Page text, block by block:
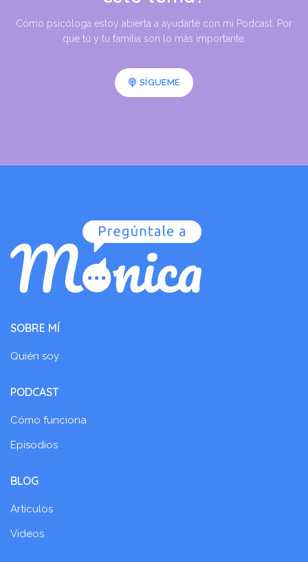
Cómo psicóloga estoy abierta a ayudarte con mi Podcast. Por
que tú y tu familia son lo más importante.
SÍGUEME
SOBRE MÍ
Quién soy
PODCAST
Cómo funciona
Episodios
BLOG
Artículos
Videos